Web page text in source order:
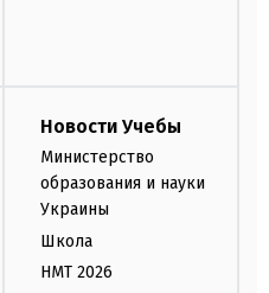
Новости Учебы
Министерство
образования и науки
Украины
Школа
НМТ 2026